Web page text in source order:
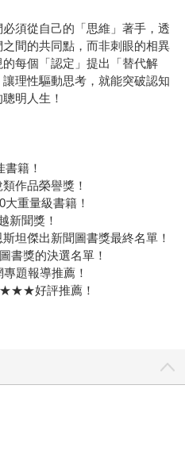
須從自己的「思維」著手，透
間的共同點，而非刺眼的相異
每個「認定」提出「替代解
理性驅動思考，就能突破認知
明人生！
籍！
作品榮譽獎！
重量級書籍！
新聞獎！
坦傑出新聞圖書獎最終名單！
書獎的決選名單！
題報導推薦！
好評推薦！